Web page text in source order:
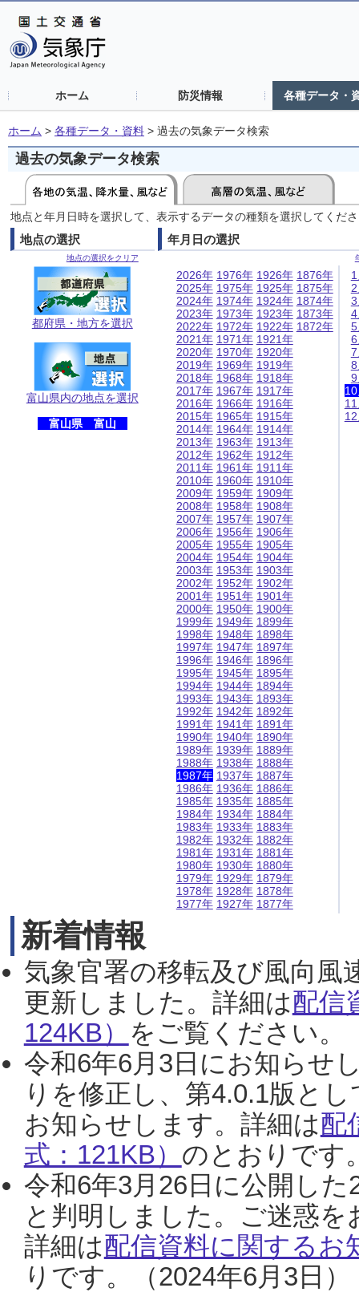
ホーム 防災情報 各種データ・
ホーム > 各種データ・資料 > 過去の気象データ検索
過去の気象データ検索
地点と年月日時を選択して、表示するデータの種類を選択してくだ
地点の選択
地点の選択をクリア
都府県・地方を選択
富山県内の地点を選択
富山県 富山
年月日の選択
2026年
2025年
2024年
2023年
2022年
2021年
2020年
2019年
2018年
2017年
2016年
2015年
2014年
2013年
2012年
2011年
2010年
2009年
2008年
2007年
2006年
2005年
2004年
2003年
2002年
2001年
2000年
1999年
1998年
1997年
1996年
1995年
1994年
1993年
1992年
1991年
1990年
1989年
1988年
1987年
1986年
1985年
1984年
1983年
1982年
1981年
1980年
1979年
1978年
1977年
1976年
1975年
1974年
1973年
1972年
1971年
1970年
1969年
1968年
1967年
1966年
1965年
1964年
1963年
1962年
1961年
1960年
1959年
1958年
1957年
1956年
1955年
1954年
1953年
1952年
1951年
1950年
1949年
1948年
1947年
1946年
1945年
1944年
1943年
1942年
1941年
1940年
1939年
1938年
1937年
1936年
1935年
1934年
1933年
1932年
1931年
1930年
1929年
1928年
1927年
1926年
1925年
1924年
1923年
1922年
1921年
1920年
1919年
1918年
1917年
1916年
1915年
1914年
1913年
1912年
1911年
1910年
1909年
1908年
1907年
1906年
1905年
1904年
1903年
1902年
1901年
1900年
1899年
1898年
1897年
1896年
1895年
1894年
1893年
1892年
1891年
1890年
1889年
1888年
1887年
1886年
1885年
1884年
1883年
1882年
1881年
1880年
1879年
1878年
1877年
1876年
1875年
1874年
1873年
1872年
新着情報
気象官署の移転及び風向風
更新しました。詳細は配信
124KB） をご覧ください。
令和6年6月3日にお知らせ
りを修正し、第4.0.1版と
お知らせします。詳細は配
式：121KB） のとおりです
令和6年3月26日に公開し
と判明しました。ご迷惑
詳細は配信資料に関するお
りです。（2024年6月3日）